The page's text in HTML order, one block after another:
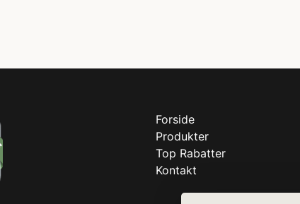
Forside
Produkter
Top Rabatter
Kontakt